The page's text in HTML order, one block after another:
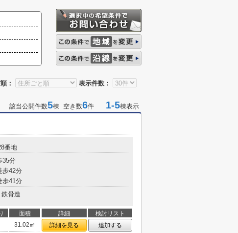
： 表示件数：
該当公開件数5棟 空き数6件 1-5棟表示
番地
35分
歩42分
歩41分
鉄骨造
面積 詳細
検討リスト
31.02㎡ 詳細を見る
追加する